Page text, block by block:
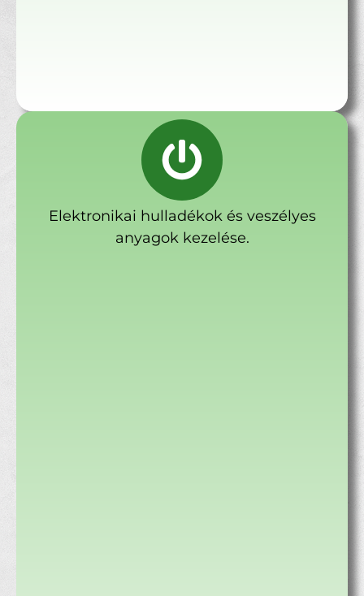
Elektronikai hulladékok és veszélyes
anyagok kezelése.